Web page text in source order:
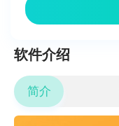
软件介绍
简介